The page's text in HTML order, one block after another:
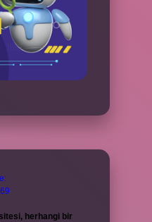
herhangi bir